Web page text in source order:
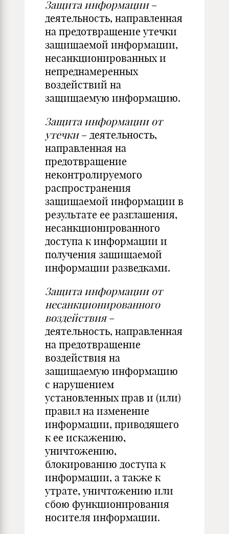
Защита информации–
деятельность, направленная
на предотвращение утечки
защищаемой информации,
несанкционированных и
непреднамеренных
воздействий на
защищаемую информацию.
Защита информации от
утечки– деятельность,
направленная на
предотвращение
неконтролируемого
распространения
защищаемой информации в
результате ее разглашения,
несанкционированного
доступа к информации и
получения защищаемой
информации разведками.
Защита информации от
несанкционированного
воздействия–
деятельность, направленная
на предотвращение
воздействия на
защищаемую информацию
с нарушением
установленных прав и (или)
правил на изменение
информации, приводящего
к ее искажению,
уничтожению,
блокированию доступа к
информации, а также к
утрате, уничтожению или
сбою функционирования
носителя информации.